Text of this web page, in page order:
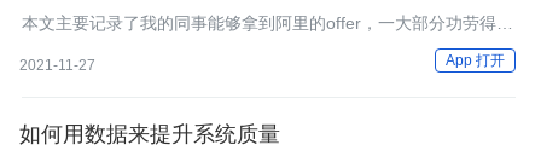
接斩获十七个 Offer
本文主要记录了我的同事能够拿到阿里的offer，一大部分功劳得益
于这一本“阿里面试参考指南（恒山版）”，这本手册596页他整整
狂刷了29天，收获颇丰。
2021-11-27 App 打开
如何用数据来提升系统质量